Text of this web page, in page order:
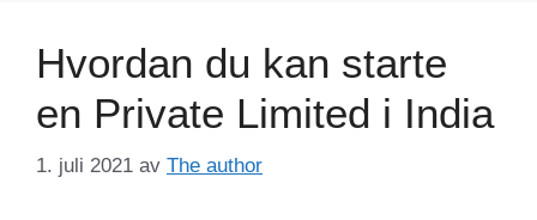
Hvordan du kan starte
en Private Limited i India
1. juli 2021 av The author